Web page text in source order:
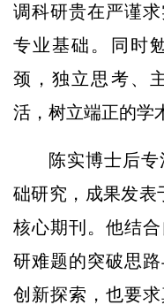
调科研贵在严谨
专业基础。同时
颈，独立思考、
活，树立端正的学
陈实博士后
础研究，成果发表
核心期刊。他结
研难题的突破思
创新探索，也要